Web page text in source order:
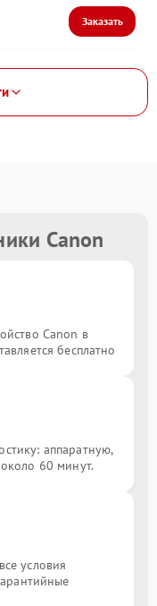
Canon
Canon в
бесплатно
аппаратную,
60 минут.
условия